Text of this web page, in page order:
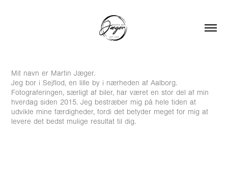
Mit navn er Martin Jæger.
Jeg bor i Sejflod, en lille by i nærheden af Aalborg.
Fotograferingen, særligt af biler, har været en stor del af min
hverdag siden 2015. Jeg bestræber mig på hele tiden at
udvikle mine færdigheder, fordi det betyder meget for mig at
levere det bedst mulige resultat til dig.